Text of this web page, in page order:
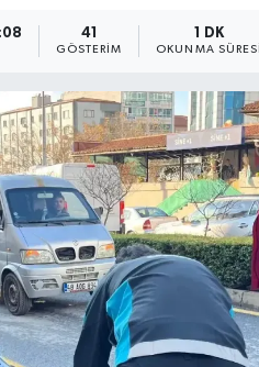
41
GÖSTERIM
1 DK
OKUNMA SÜRESI